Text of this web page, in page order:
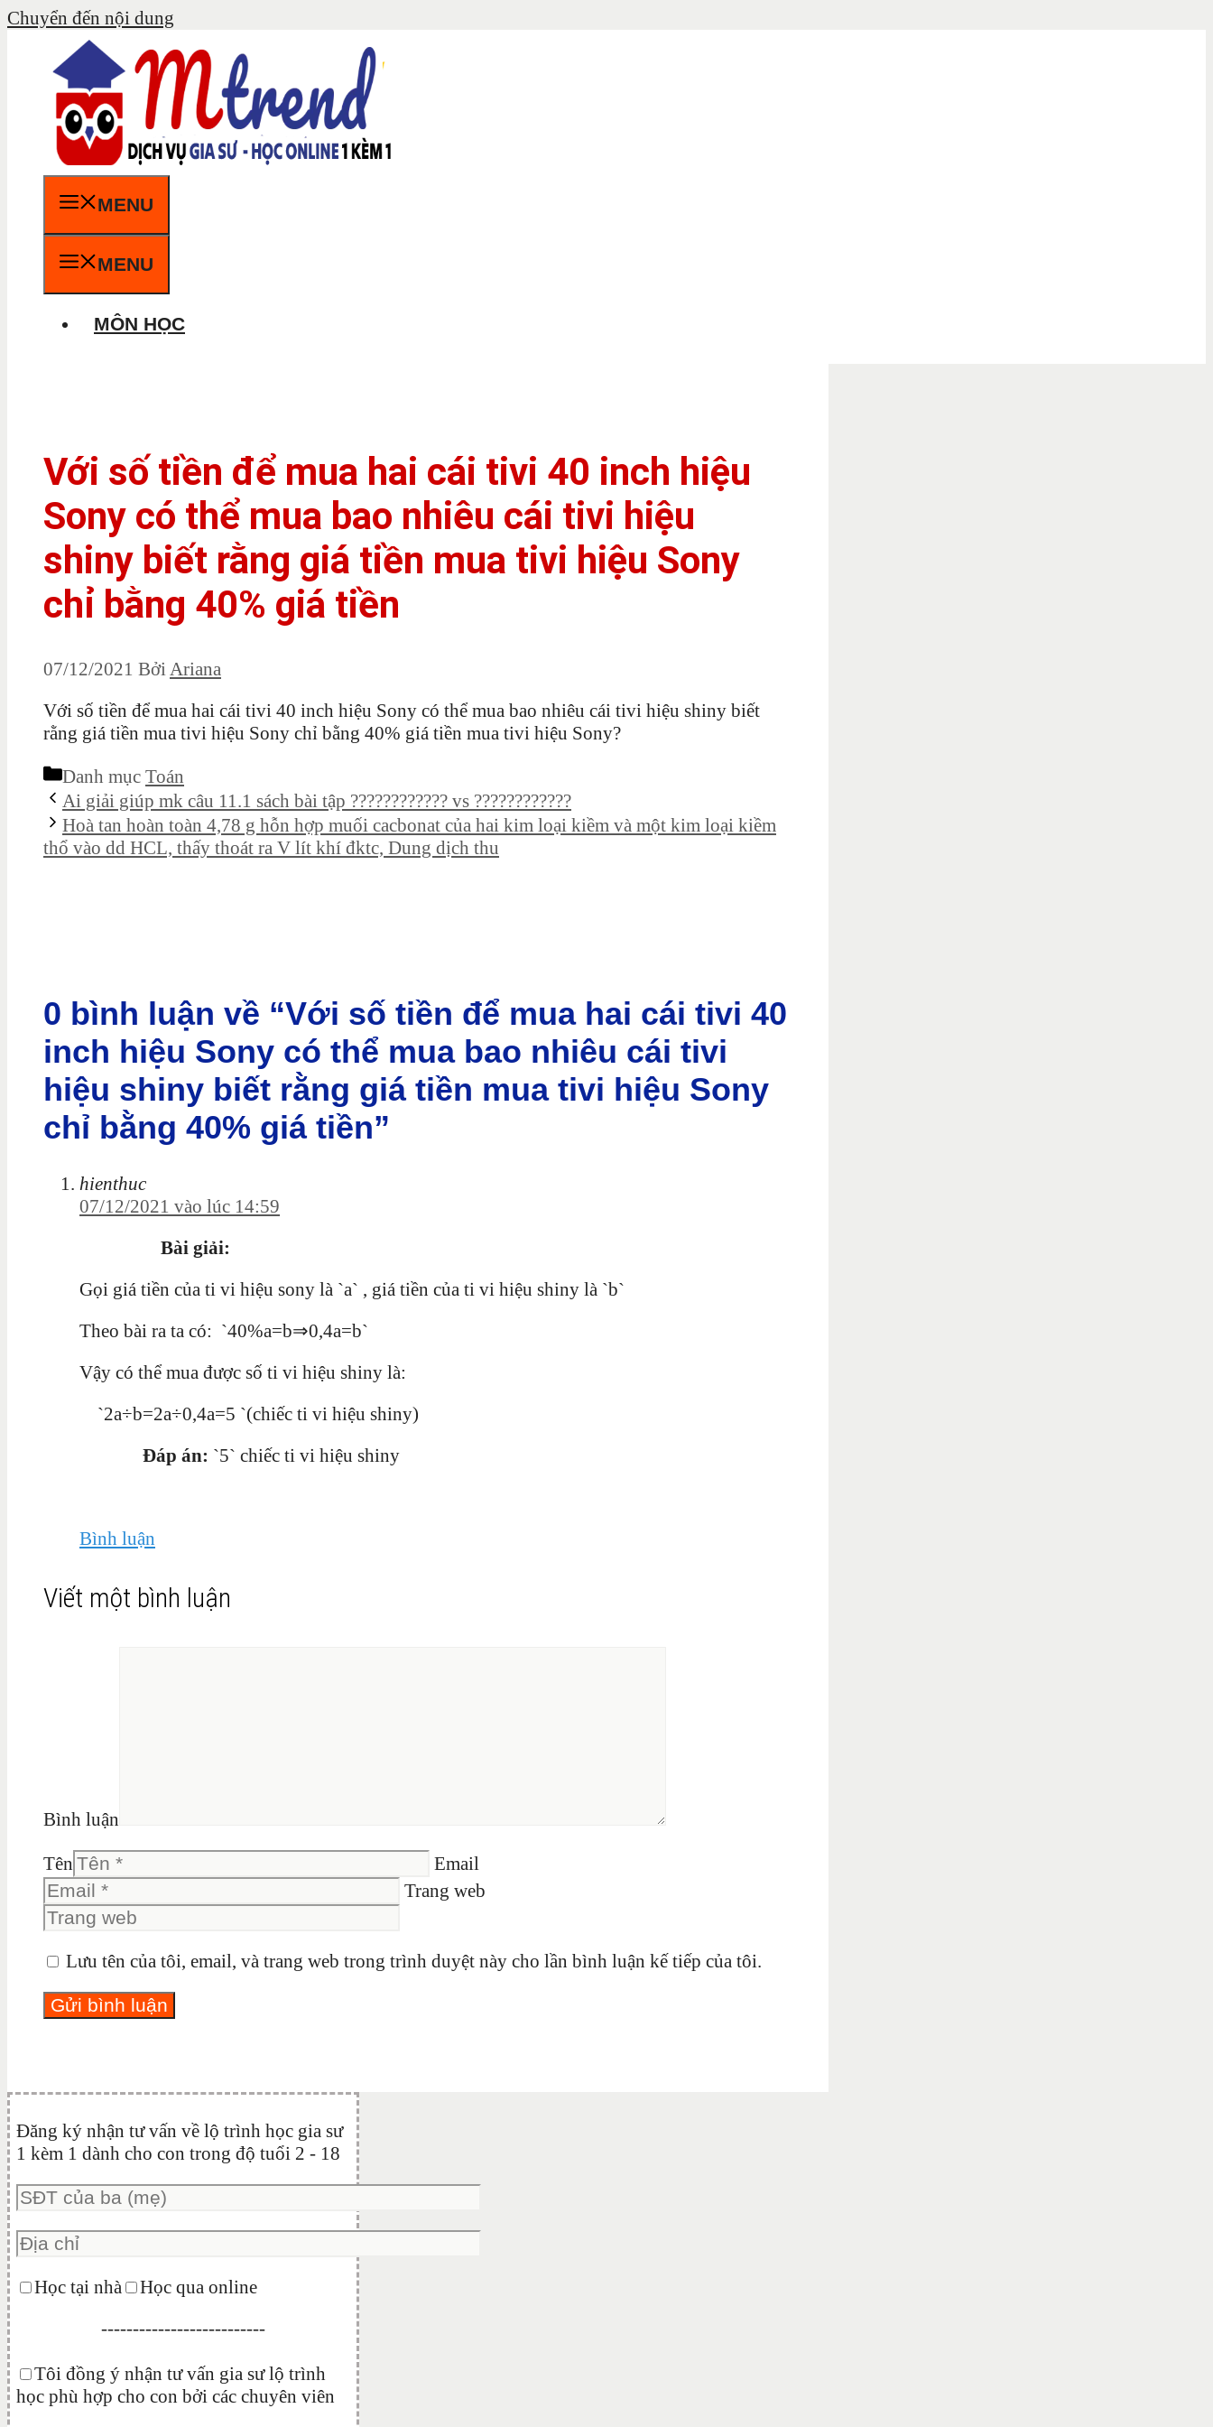
Chuyển đến nội dung
MENU
MENU
MÔN HỌC
Với số tiền để mua hai cái tivi 40 inch hiệu
Sony có thể mua bao nhiêu cái tivi hiệu
shiny biết rằng giá tiền mua tivi hiệu Sony
chỉ bằng 40% giá tiền
07/12/2021 Bởi Ariana
Với số tiền để mua hai cái tivi 40 inch hiệu Sony có thể mua bao nhiêu cái tivi hiệu shiny biết
rằng giá tiền mua tivi hiệu Sony chỉ bằng 40% giá tiền mua tivi hiệu Sony?
Danh mục Toán
Ai giải giúp mk câu 11.1 sách bài tập ???????????? vs ????????????
Hoà tan hoàn toàn 4,78 g hỗn hợp muối cacbonat của hai kim loại kiềm và một kim loại kiềm
thổ vào dd HCL, thấy thoát ra V lít khí đktc, Dung dịch thu
0 bình luận về “Với số tiền để mua hai cái tivi 40
inch hiệu Sony có thể mua bao nhiêu cái tivi
hiệu shiny biết rằng giá tiền mua tivi hiệu Sony
chỉ bằng 40% giá tiền”
hienthuc
07/12/2021 vào lúc 14:59
Bài giải:
Gọi giá tiền của ti vi hiệu sony là `a` , giá tiền của ti vi hiệu shiny là `b`
Theo bài ra ta có: `40%a=b⇒0,4a=b`
Vậy có thể mua được số ti vi hiệu shiny là:
`2a÷b=2a÷0,4a=5 `(chiếc ti vi hiệu shiny)
Đáp án: `5` chiếc ti vi hiệu shiny
Bình luận
Viết một bình luận
Bình luận
Tên
Email
Trang web
Lưu tên của tôi, email, và trang web trong trình duyệt này cho lần bình luận kế tiếp của tôi.
Đăng ký nhận tư vấn về lộ trình học gia sư
1 kèm 1 dành cho con trong độ tuổi 2 - 18
Học tại nhà
Học qua online
--------------------------
Tôi đồng ý nhận tư vấn gia sư lộ trình
học phù hợp cho con bởi các chuyên viên